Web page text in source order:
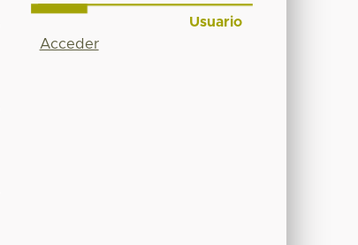
Usuario
Acceder